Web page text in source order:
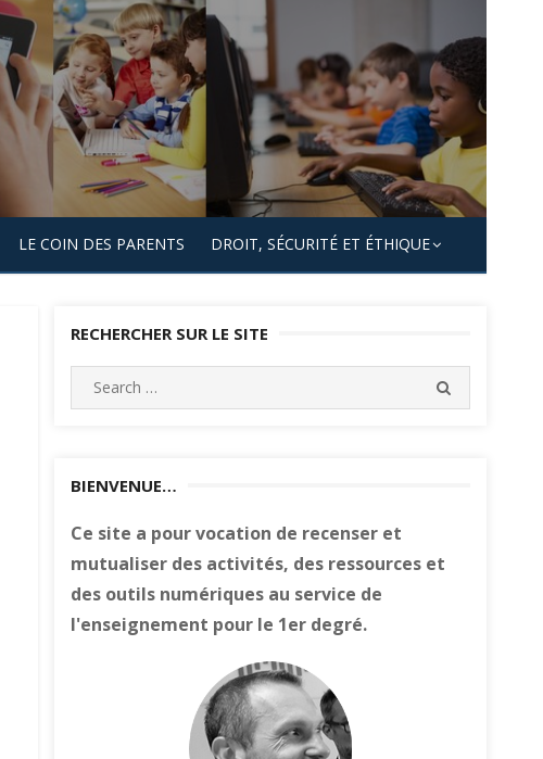
LE COIN DES PARENTS DROIT, SÉCURITÉ ET ÉTHIQUE
RECHERCHER SUR LE SITE
Search
for:
BIENVENUE…
Ce site a pour vocation de recenser et
mutualiser des activités, des ressources et
des outils numériques au service de
l'enseignement pour le 1er degré.